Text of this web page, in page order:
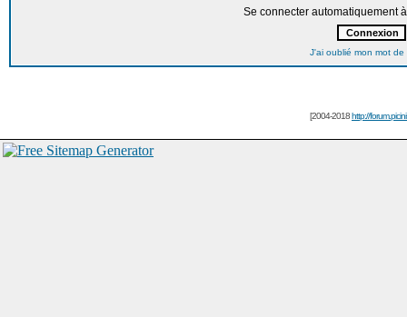
Se connecter automatiquement
J'ai oublié mon mot de
[2004-2018http://